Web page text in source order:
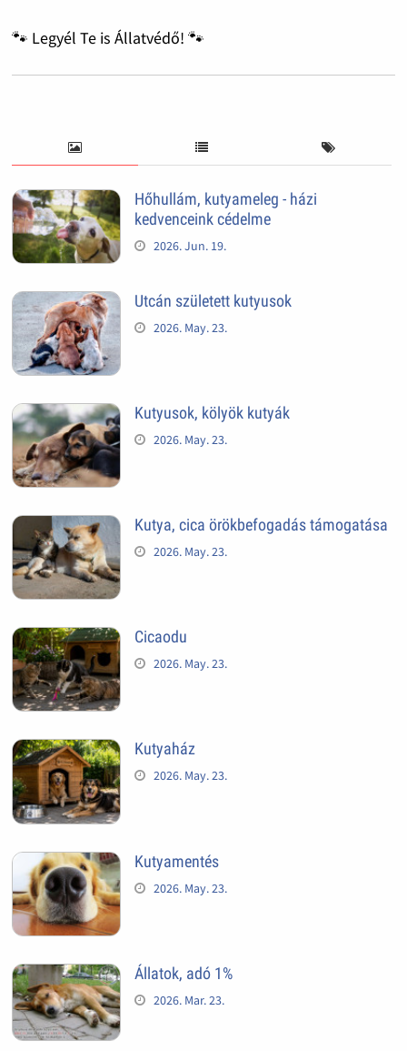
🐾 Legyél Te is Állatvédő! 🐾
Hőhullám, kutyameleg - házi
kedvenceink cédelme
2026. Jun. 19.
Utcán született kutyusok
2026. May. 23.
Kutyusok, kölyök kutyák
2026. May. 23.
Kutya, cica örökbefogadás támogatása
2026. May. 23.
Cicaodu
2026. May. 23.
Kutyaház
2026. May. 23.
Kutyamentés
2026. May. 23.
Állatok, adó 1%
2026. Mar. 23.